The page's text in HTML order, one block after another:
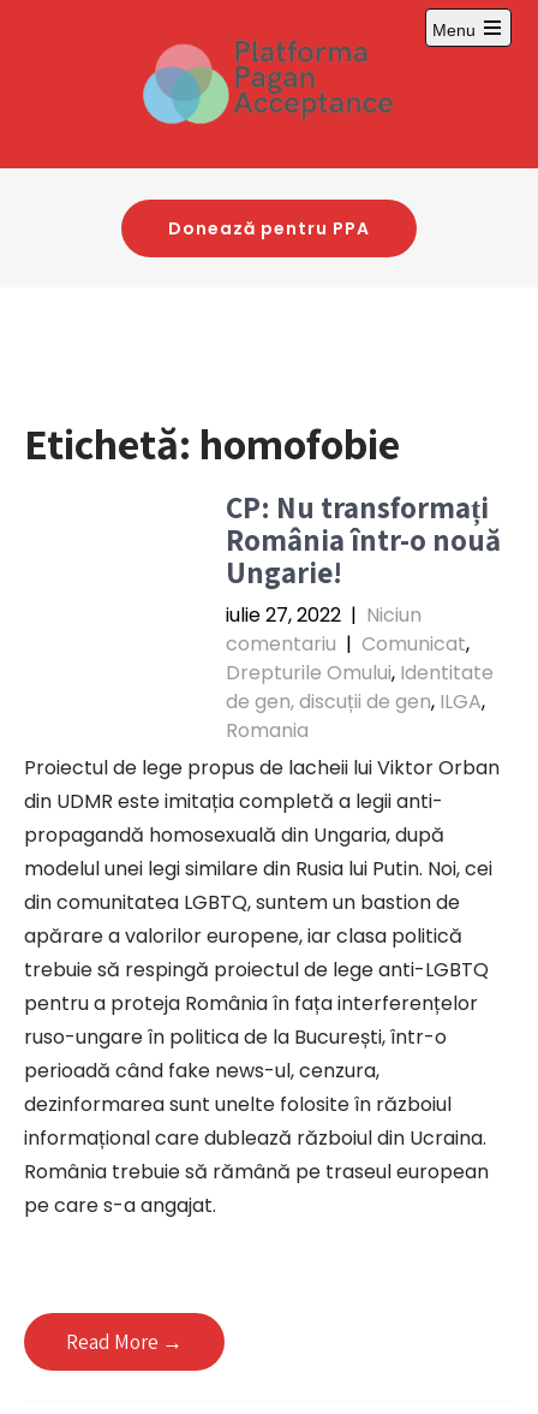
Donează pentru PPA
Menu
Open
Etichetă: homofobie
CP: Nu transformați
România într-o nouă
Ungarie!
iulie 27, 2022 | Niciun
comentariu | Comunicat,
Drepturile Omului, Identitate
de gen, discuții de gen, ILGA,
Romania
Proiectul de lege propus de lacheii lui Viktor Orban
din UDMR este imitația completă a legii anti-
propagandă homosexuală din Ungaria, după
modelul unei legi similare din Rusia lui Putin. Noi, cei
din comunitatea LGBTQ, suntem un bastion de
apărare a valorilor europene, iar clasa politică
trebuie să respingă proiectul de lege anti-LGBTQ
pentru a proteja România în fața interferențelor
ruso-ungare în politica de la București, într-o
perioadă când fake news-ul, cenzura,
dezinformarea sunt unelte folosite în războiul
informațional care dublează războiul din Ucraina.
România trebuie să rămână pe traseul european
pe care s-a angajat.
Read More →